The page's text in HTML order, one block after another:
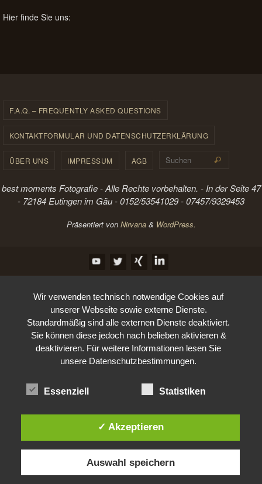
Hier finde Sie uns:
F.A.Q. – FREQUENTLY ASKED QUESTIONS
KONTAKTFORMULAR UND DATENSCHUTZERKLÄRUNG
ÜBER UNS IMPRESSUM AGB Suchen
best moments Fotografie - Alle Rechte vorbehalten. - In der Seite 47
- 72184 Eutingen im Gäu - 0152/53541029 - 07457/9329453
Präsentiert von Nirvana& WordPress.
Wir verwenden technisch notwendige Cookies auf
unserer Webseite sowie externe Dienste.
Standardmäßig sind alle externen Dienste deaktiviert.
Sie können diese jedoch nach belieben aktivieren &
deaktivieren. Für weitere Informationen lesen Sie
unsere Datenschutzbestimmungen.
Essenziell Statistiken
✓ Akzeptieren
Auswahl speichern